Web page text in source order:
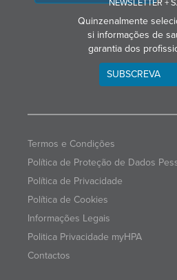
NEWSLETTER +
Quinzenalmente
si informações de
garantia dos
SUBSCREVA
Termos e Condições
Política de Proteção de Dados
Política de Privacidade
Política de Cookies
Informações Legais
Politica Privacidade myHPA
Contactos